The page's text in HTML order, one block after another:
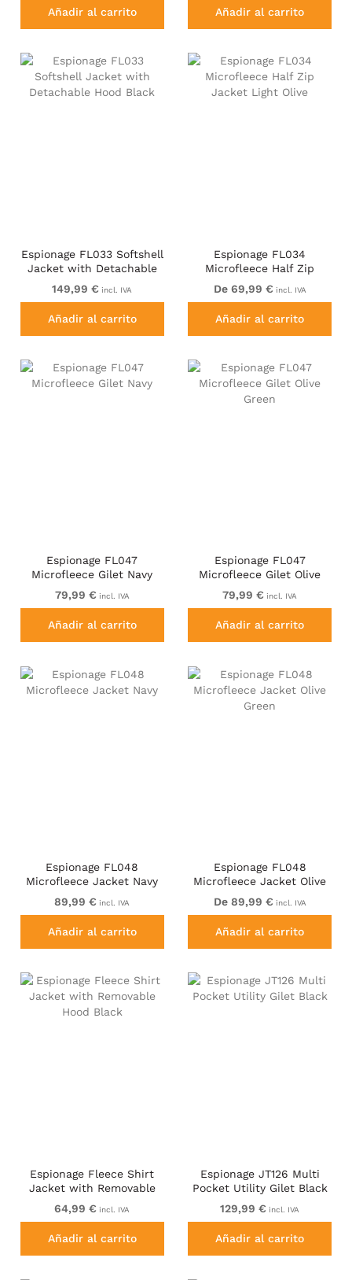
Añadir al carrito Añadir al carrito
Espionage FL033 Softshell
Jacket with Detachable
Hood Black
149,99 € incl. IVA
Añadir al carrito
Espionage FL034
Microfleece Half Zip
Jacket Light Olive
De 69,99 € incl. IVA
Añadir al carrito
Espionage FL047
Microfleece Gilet Navy
79,99 € incl. IVA
Añadir al carrito
Espionage FL047
Microfleece Gilet Olive
Green
79,99 € incl. IVA
Añadir al carrito
Espionage FL048
Microfleece Jacket Navy
89,99 € incl. IVA
Añadir al carrito
Espionage FL048
Microfleece Jacket Olive
Green
De 89,99 € incl. IVA
Añadir al carrito
Espionage Fleece Shirt
Jacket with Removable
Hood Black
64,99 € incl. IVA
Añadir al carrito
Espionage JT126 Multi
Pocket Utility Gilet Black
129,99 € incl. IVA
Añadir al carrito